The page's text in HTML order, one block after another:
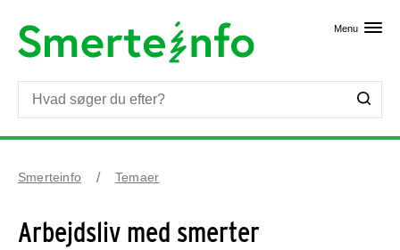
Menu
Smerteinfo Temaer
Arbejdsliv med smerter